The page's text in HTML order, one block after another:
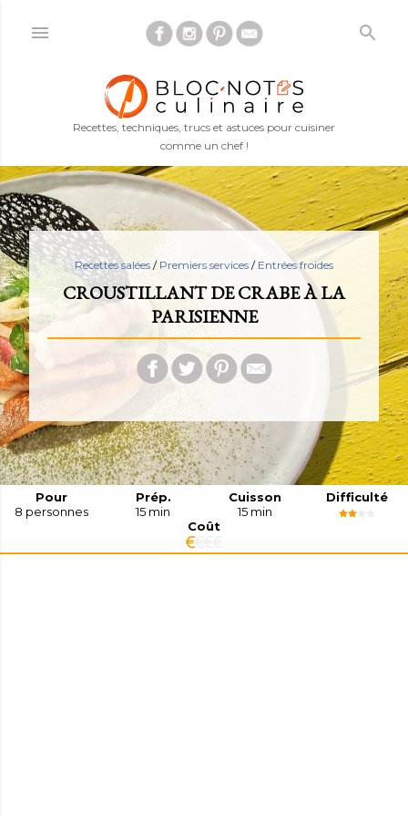
Accéder au contenu principal
Recettes, techniques, trucs et astuces pour cuisiner
comme un chef !
Recettes salées / Premiers services / Entrées froides
CROUSTILLANT DE CRABE À LA
PARISIENNE
Pour
8 personnes
Prép.
15 min
Cuisson
15 min
Difficulté
Coût